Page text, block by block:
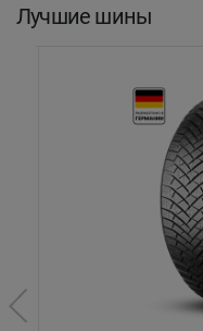
Лучшие шины